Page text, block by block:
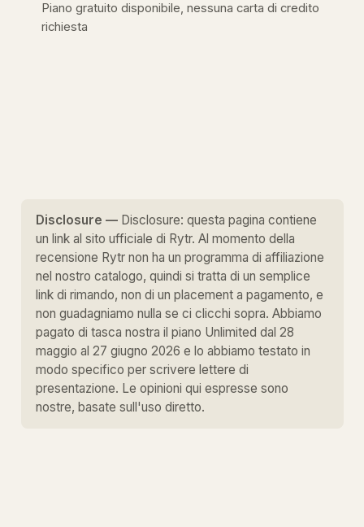
Piano gratuito disponibile, nessuna carta di credito
richiesta
Disclosure — Disclosure: questa pagina contiene
un link al sito ufficiale di Rytr. Al momento della
recensione Rytr non ha un programma di affiliazione
nel nostro catalogo, quindi si tratta di un semplice
link di rimando, non di un placement a pagamento, e
non guadagniamo nulla se ci clicchi sopra. Abbiamo
pagato di tasca nostra il piano Unlimited dal 28
maggio al 27 giugno 2026 e lo abbiamo testato in
modo specifico per scrivere lettere di
presentazione. Le opinioni qui espresse sono
nostre, basate sull'uso diretto.